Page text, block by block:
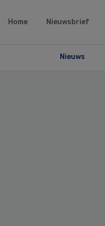
Home Nieuwsbrief
Nieuws